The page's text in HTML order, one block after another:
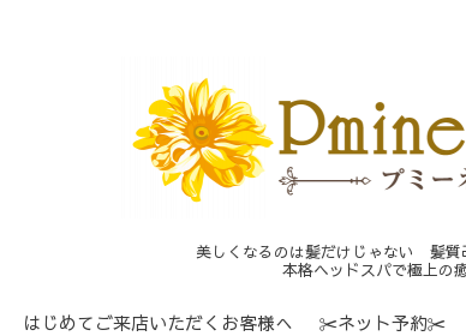
美しくなるのは髪だけじゃない 髪質
本格ヘッドスパで極上の
はじめてご来店いただくお客様へ ✂ネット予約✂